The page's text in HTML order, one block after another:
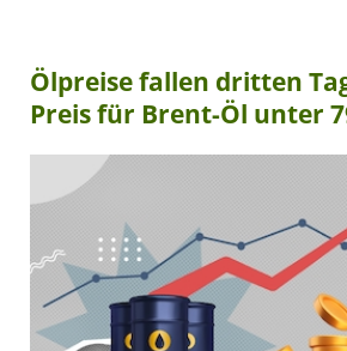
Ölpreise fallen dritten
Preis für Brent-Öl unter